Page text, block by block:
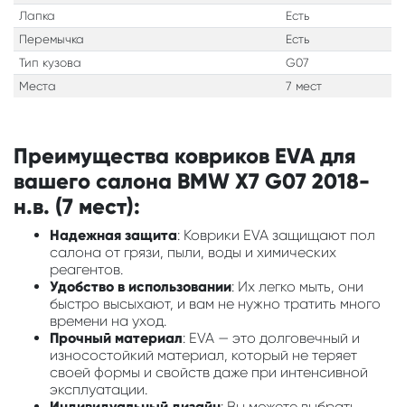
Лапка
Есть
Перемычка
Есть
Тип кузова
G07
Места
7 мест
Преимущества ковриков EVA для
вашего салона BMW X7 G07 2018-
н.в. (7 мест):
Надежная защита: Коврики EVA защищают пол
салона от грязи, пыли, воды и химических
реагентов.
Удобство в использовании: Их легко мыть, они
быстро высыхают, и вам не нужно тратить много
времени на уход.
Прочный материал: EVA — это долговечный и
износостойкий материал, который не теряет
своей формы и свойств даже при интенсивной
эксплуатации.